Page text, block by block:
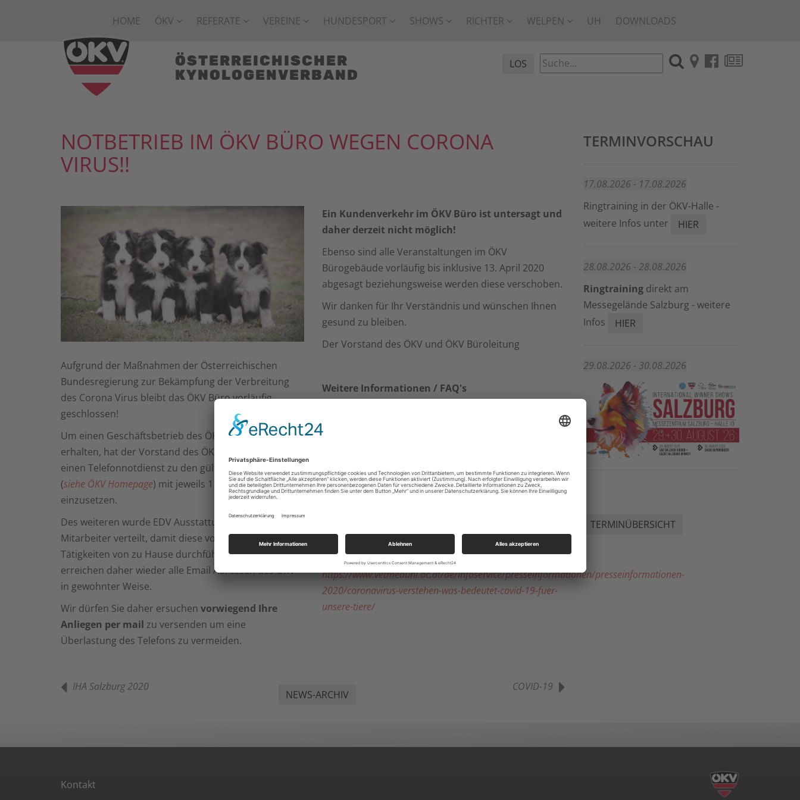
HOME ÖKV REFERATE VEREINE HUNDESPORT SHOWS RICHTER WELPEN UH DOWNLOADS
ÖSTERREICHISCHER
KYNOLOGENVERBAND
NOTBETRIEB IM ÖKV BÜRO WEGEN CORONA
VIRUS!!
Aufgrund der Maßnahmen der Österreichischen
Bundesregierung zur Bekämpfung der Verbreitung
des Corona Virus bleibt das ÖKV Büro vorläufig
geschlossen!
Um einen Geschäftsbetrieb des ÖKV aufrecht zu
erhalten, hat der Vorstand des ÖKV beschlossen
einen Telefonnotdienst zu den gültigen Telefonzeiten
(siehe ÖKV Homepage) mit jeweils 1 Mitarbeiter
einzusetzen.
Des weiteren wurde EDV Ausstattung an die
Mitarbeiter verteilt, damit diese vorübergehend ihre
Tätigkeiten von zu Hause durchführen können. Sie
erreichen daher wieder alle Email Adressen des ÖKV
in gewohnter Weise.
Wir dürfen Sie daher ersuchen vorwiegend Ihre
Anliegen per mail zu versenden um eine
Überlastung des Telefons zu vermeiden.
Ein Kundenverkehr im ÖKV Büro ist untersagt und
daher derzeit nicht möglich!
Ebenso sind alle Veranstaltungen im ÖKV
Bürogebäude vorläufig bis inklusive 13. April 2020
abgesagt beziehungsweise werden diese verschoben.
Wir danken für Ihr Verständnis und wünschen Ihnen
gesund zu bleiben.
Der Vorstand des ÖKV und ÖKV Büroleitung
Weitere Informationen / FAQ's
https://www.sozialministerium.at/Informationen-zum-
Coronavirus/Coronavirus---Haeufig-gestellte-Fragen.html
Interview mit Univ. Prof. Dr. E. Nowotny (Virologe)
https://www.vetmeduni.ac.at/de/infoservice/presseinformationen/presseinformationen-
2020/coronavirus-verstehen-was-bedeutet-covid-19-fuer-
unsere-tiere/
IHA Salzburg 2020
NEWS-ARCHIV
COVID-19
TERMINVORSCHAU
17.08.2026 - 17.08.2026
Ringtraining in der ÖKV-Halle -
weitere Infos unter
HIER
28.08.2026 - 28.08.2026
Ringtraining direkt am
Messegelände Salzburg - weitere
Infos
HIER
29.08.2026 - 30.08.2026
TERMINÜBERSICHT
Kontakt